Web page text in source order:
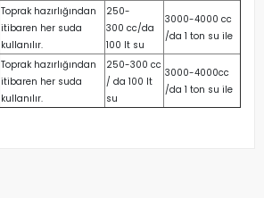
Toprak hazırlığından
itibaren her suda
kullanılır.
250-
300 cc/da
100 lt su
3000-4000 cc
/da 1 ton su ile
Toprak hazırlığından
itibaren her suda
kullanılır.
250-300 cc
/ da 100 lt
su
3000-4000cc
/da 1 ton su ile